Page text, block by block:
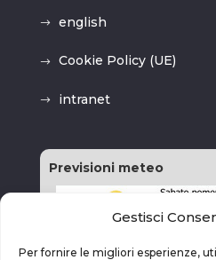
Gestisci
Per fornire le migliori esperienze,
english
Cookie Policy (UE)
intranet
Previsioni meteo